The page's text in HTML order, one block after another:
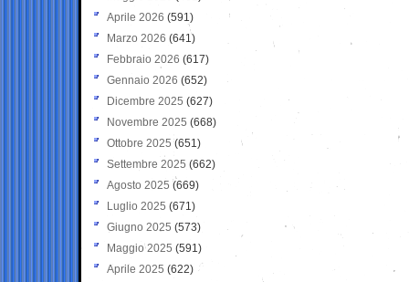
Aprile 2026 (591)
Marzo 2026 (641)
Febbraio 2026 (617)
Gennaio 2026 (652)
Dicembre 2025 (627)
Novembre 2025 (668)
Ottobre 2025 (651)
Settembre 2025 (662)
Agosto 2025 (669)
Luglio 2025 (671)
Giugno 2025 (573)
Maggio 2025 (591)
Aprile 2025 (622)